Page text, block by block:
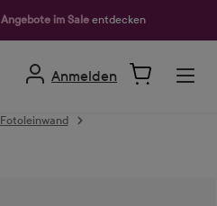
Angebote im Sale entdecken
Anmelden
Fotoleinwand